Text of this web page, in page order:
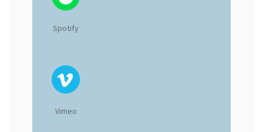
Spotify
Vimeo